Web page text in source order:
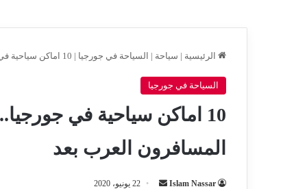
الرئيسية | سياحة | السياحة في جورجيا | 10 اماكن سياحية في جورجيا.. كنوز خفية لم تطأها أقدام المسافرون العرب بعد
السياحة في جورجيا
10 اماكن سياحية في
المسافرون العرب بعد
Islam Nassar
أرسل 22 يونيو، 2020